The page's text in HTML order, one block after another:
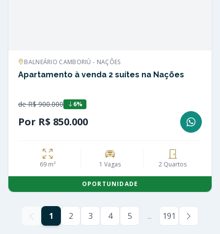
BALNEÁRIO CAMBORIÚ - NAÇÕES
Apartamento à venda 2 suítes na Nações
de R$ 900.000 6%
Por R$ 850.000
69 m² 1 Vagas 2 Quartos
OPORTUNIDADE
1 2 3 4 5 ... 191